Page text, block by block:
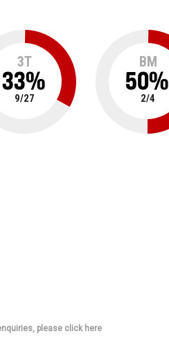
3T
33%
9/27
BM
50%
2/4
please click here